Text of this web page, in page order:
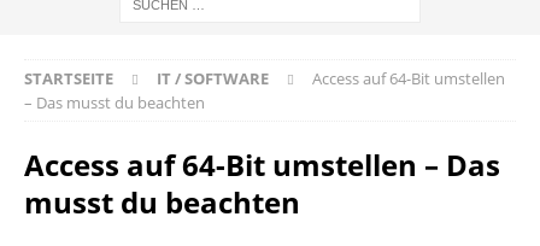
STARTSEITE IT / SOFTWARE
Access auf 64-Bit umstellen
– Das musst du beachten
Access auf 64-Bit umstellen – Das
musst du beachten